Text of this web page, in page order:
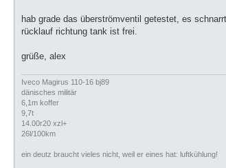
hab grade das überströmventil getestet, es
rücklauf richtung tank ist frei.
grüße, alex
Iveco Magirus 110-16 bj89
dänisches militär
6,1m koffer
9,7t
14.00r20 xzl+
26l/100km
ein deutz braucht vieles nicht, weil er eines hat: luftkühlung!